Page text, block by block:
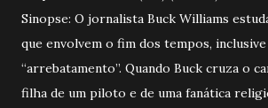
Sinopse: O jornalista Buck Williams
que envolvem o fim dos tempos,
“arrebatamento”. Quando Buck cruza o
filha de um piloto e de uma fanática